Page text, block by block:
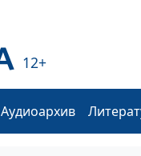
12+
Аудиоархив